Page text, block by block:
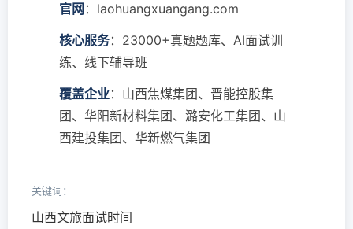
官网 ：laohuangxuangang.com
核心服务：23000+真题题库、AI面试训
练、线下辅导班
覆盖企业：山西焦煤集团、晋能控股集
团、华阳新材料集团、潞安化工集团、山
西建投集团、华新燃气集团
关键词：
山西文旅面试时间